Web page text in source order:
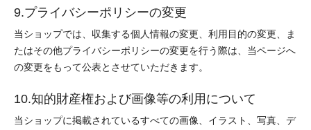
9.プライバシーポリシーの変更
当ショップでは、収集する個人情報の変更、利用目的の変更、ま
たはその他プライバシーポリシーの変更を行う際は、当ページへ
の変更をもって公表とさせていただきます。
10.知的財産権および画像等の利用について
当ショップに掲載されているすべての画像、イラスト、写真、デ